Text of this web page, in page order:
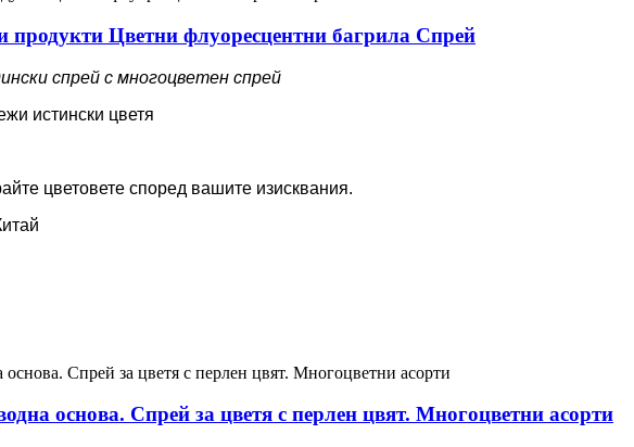
продукти Цветни флуоресцентни багрила Спрей
спрей с многоцветен спрей
истински цветя
цветовете според вашите изисквания.
основа. Спрей за цветя с перлен цвят. Многоцветни асорти